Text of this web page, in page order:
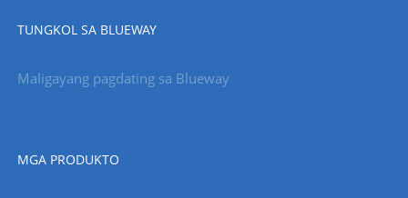
TUNGKOL SA BLUEWAY
Maligayang pagdating sa Blueway
MGA PRODUKTO